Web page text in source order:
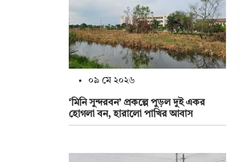
০৯ মে ২০২৬
‘মিনি সুন্দরবন’ প্রকল্পে পুড়ল দুই একর
হোগলা বন, হারালো পাখির আবাস